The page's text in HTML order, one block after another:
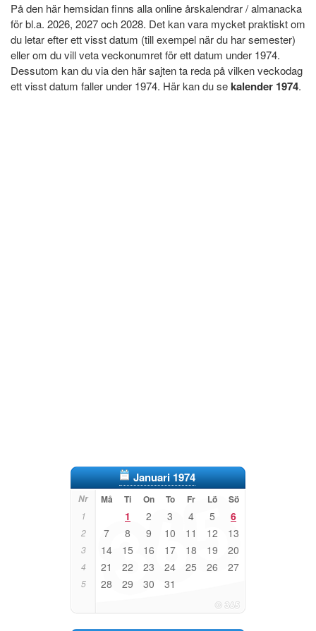
På den här hemsidan finns alla online årskalendrar / almanacka
för bl.a. 2026, 2027 och 2028. Det kan vara mycket praktiskt om
du letar efter ett visst datum (till exempel när du har semester)
eller om du vill veta veckonumret för ett datum under 1974.
Dessutom kan du via den här sajten ta reda på vilken veckodag
ett visst datum faller under 1974. Här kan du sekalender 1974.
Januari 1974
Nr Må Ti On To Fr Lö Sö
1 1 2 3 4 5 6
2 7 8 9 10 11 12 13
3 14 15 16 17 18 19 20
4 21 22 23 24 25 26 27
5 28 29 30 31